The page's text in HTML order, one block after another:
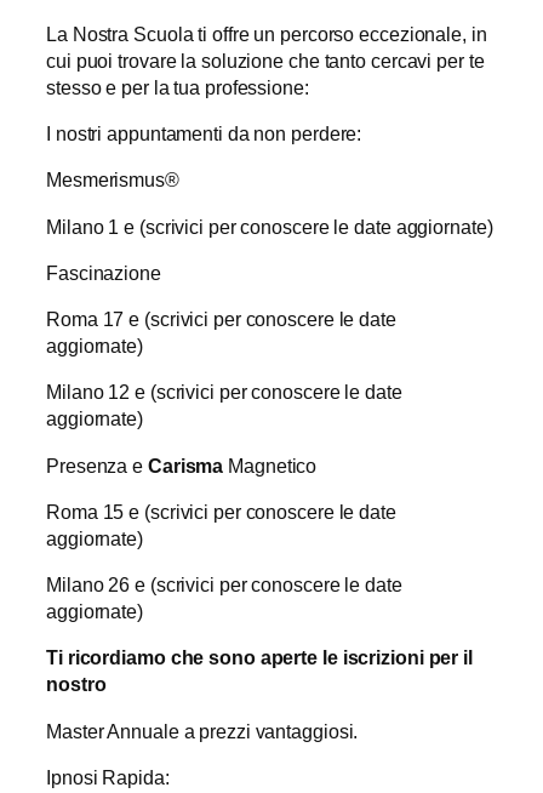
La Nostra Scuola ti offre un percorso eccezionale, in
cui puoi trovare la soluzione che tanto cercavi per te
stesso e per la tua professione:
I nostri appuntamenti da non perdere:
Mesmerismus®
Milano 1 e (scrivici per conoscere le date aggiornate)
Fascinazione
Roma 17 e (scrivici per conoscere le date
aggiornate)
Milano 12 e (scrivici per conoscere le date
aggiornate)
Presenza e Carisma Magnetico
Roma 15 e (scrivici per conoscere le date
aggiornate)
Milano 26 e (scrivici per conoscere le date
aggiornate)
Ti ricordiamo che sono aperte le iscrizioni per il
nostro
Master Annuale a prezzi vantaggiosi.
Ipnosi Rapida: